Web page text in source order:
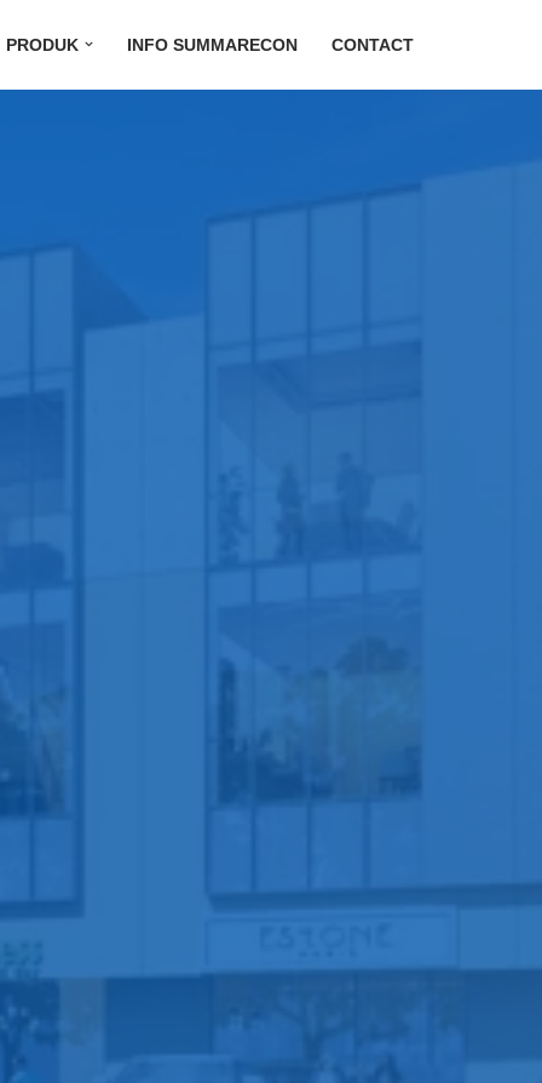
PRODUK INFO SUMMARECON CONTACT